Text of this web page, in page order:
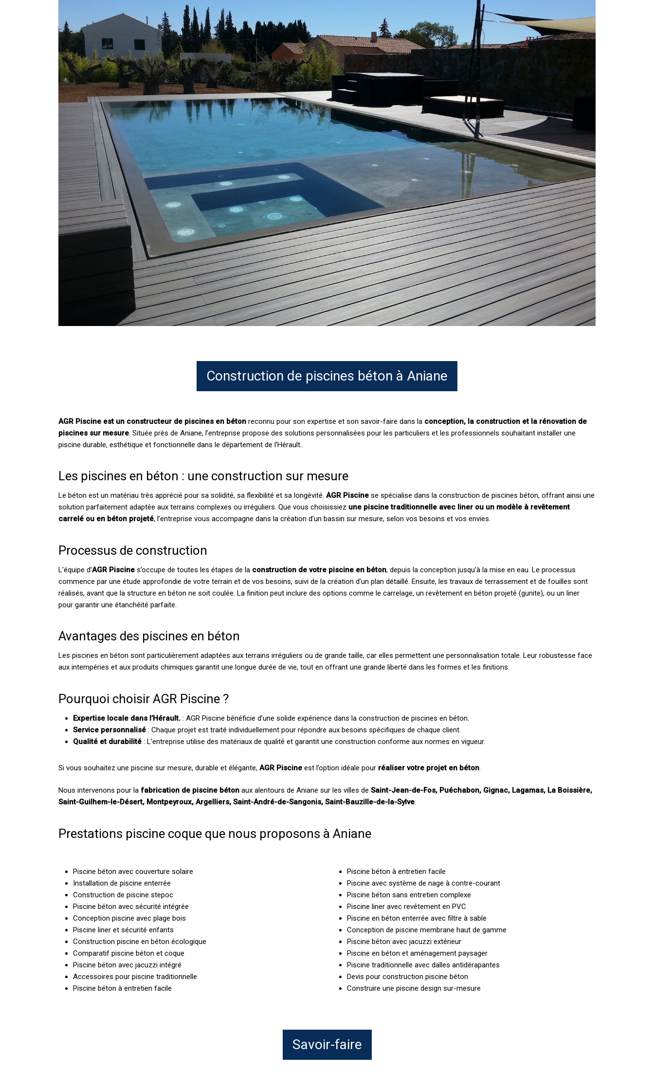
Construction de piscines béton à Aniane
AGR Piscine est un constructeur de piscines en béton reconnu pour son expertise et son savoir-faire dans la conception, la construction et la rénovation de
piscines sur mesure. Située près de Aniane, l’entreprise propose des solutions personnalisées pour les particuliers et les professionnels souhaitant installer une
piscine durable, esthétique et fonctionnelle dans le département de l’Hérault..
Les piscines en béton : une construction sur mesure
Le béton est un matériau très apprécié pour sa solidité, sa flexibilité et sa longévité.AGR Piscine se spécialise dans la construction de piscines béton, offrant ainsi une
solution parfaitement adaptée aux terrains complexes ou irréguliers. Que vous choisissiez une piscine traditionnelle avec liner ou un modèle à revêtement
carrelé ou en béton projeté, l’entreprise vous accompagne dans la création d’un bassin sur mesure, selon vos besoins et vos envies.
Processus de construction
L’équipe d’AGR Piscine s’occupe de toutes les étapes de la construction de votre piscine en béton, depuis la conception jusqu’à la mise en eau. Le processus
commence par une étude approfondie de votre terrain et de vos besoins, suivi de la création d’un plan détaillé. Ensuite, les travaux de terrassement et de fouilles sont
réalisés, avant que la structure en béton ne soit coulée. La finition peut inclure des options comme le carrelage, un revêtement en béton projeté (gunite), ou un liner
pour garantir une étanchéité parfaite.
Avantages des piscines en béton
Les piscines en béton sont particulièrement adaptées aux terrains irréguliers ou de grande taille, car elles permettent une personnalisation totale. Leur robustesse face
aux intempéries et aux produits chimiques garantit une longue durée de vie, tout en offrant une grande liberté dans les formes et les finitions.
Pourquoi choisir AGR Piscine ?
Expertise locale dans l’Hérault. : AGR Piscine bénéficie d’une solide expérience dans la construction de piscines en béton.
Service personnalisé : Chaque projet est traité individuellement pour répondre aux besoins spécifiques de chaque client.
Qualité et durabilité : L’entreprise utilise des matériaux de qualité et garantit une construction conforme aux normes en vigueur.
Si vous souhaitez une piscine sur mesure, durable et élégante,AGR Piscine est l’option idéale pour réaliser votre projet en béton.
Nous intervenons pour lafabrication de piscine bétonaux alentours de Aniane sur les villes deSaint-Jean-de-Fos, Puéchabon, Gignac, Lagamas, La Boissière,
Saint-Guilhem-le-Désert, Montpeyroux, Argelliers, Saint-André-de-Sangonis, Saint-Bauzille-de-la-Sylve.
Prestations piscine coque que nous proposons à Aniane
Piscine béton avec couverture solaire
Installation de piscine enterrée
Construction de piscine stepoc
Piscine béton avec sécurité intégrée
Conception piscine avec plage bois
Piscine liner et sécurité enfants
Construction piscine en béton écologique
Comparatif piscine béton et coque
Piscine béton avec jacuzzi intégré
Accessoires pour piscine traditionnelle
Piscine béton à entretien facile
Piscine béton à entretien facile
Piscine avec système de nage à contre-courant
Piscine béton sans entretien complexe
Piscine liner avec revêtement en PVC
Piscine en béton enterrée avec filtre à sable
Conception de piscine membrane haut de gamme
Piscine béton avec jacuzzi extérieur
Piscine en béton et aménagement paysager
Piscine traditionnelle avec dalles antidérapantes
Devis pour construction piscine béton
Construire une piscine design sur-mesure
Savoir-faire